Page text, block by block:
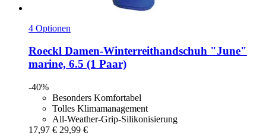
4 Optionen
Roeckl Damen-​Winterreithandschuh "June"
marine, 6.5 (1 Paar)
-40%
Besonders Komfortabel
Tolles Klimamanagement
All-Weather-Grip-Silikonisierung
17,97 € 29,99 €